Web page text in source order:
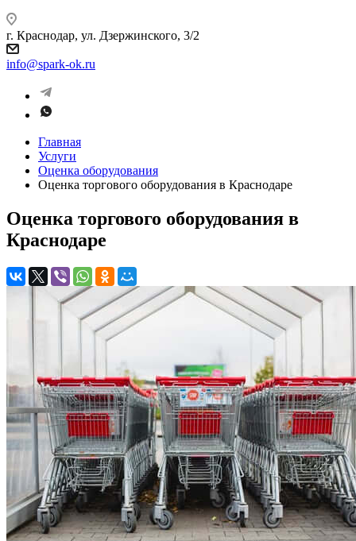
г. Краснодар, ул. Дзержинского, 3/2
info@spark-ok.ru
Главная
Услуги
Оценка оборудования
Оценка торгового оборудования в Краснодаре
Оценка торгового оборудования в
Краснодаре